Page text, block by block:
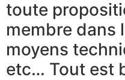
toute
membre dans
moyens
etc… Tout est